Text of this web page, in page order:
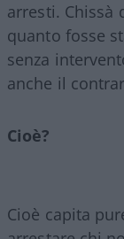
arresti. Chissà
quanto fosse
senza
anche il
Cioè?
Cioè capita